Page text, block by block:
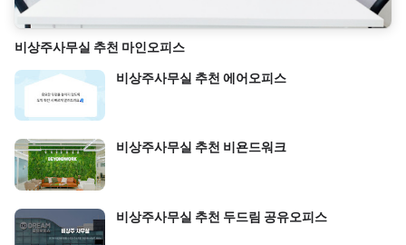
비상주사무실 추천 마인오피스
비상주사무실 추천 에어오피스
비상주사무실 추천 비욘드워크
비상주사무실 추천 두드림 공유오피스